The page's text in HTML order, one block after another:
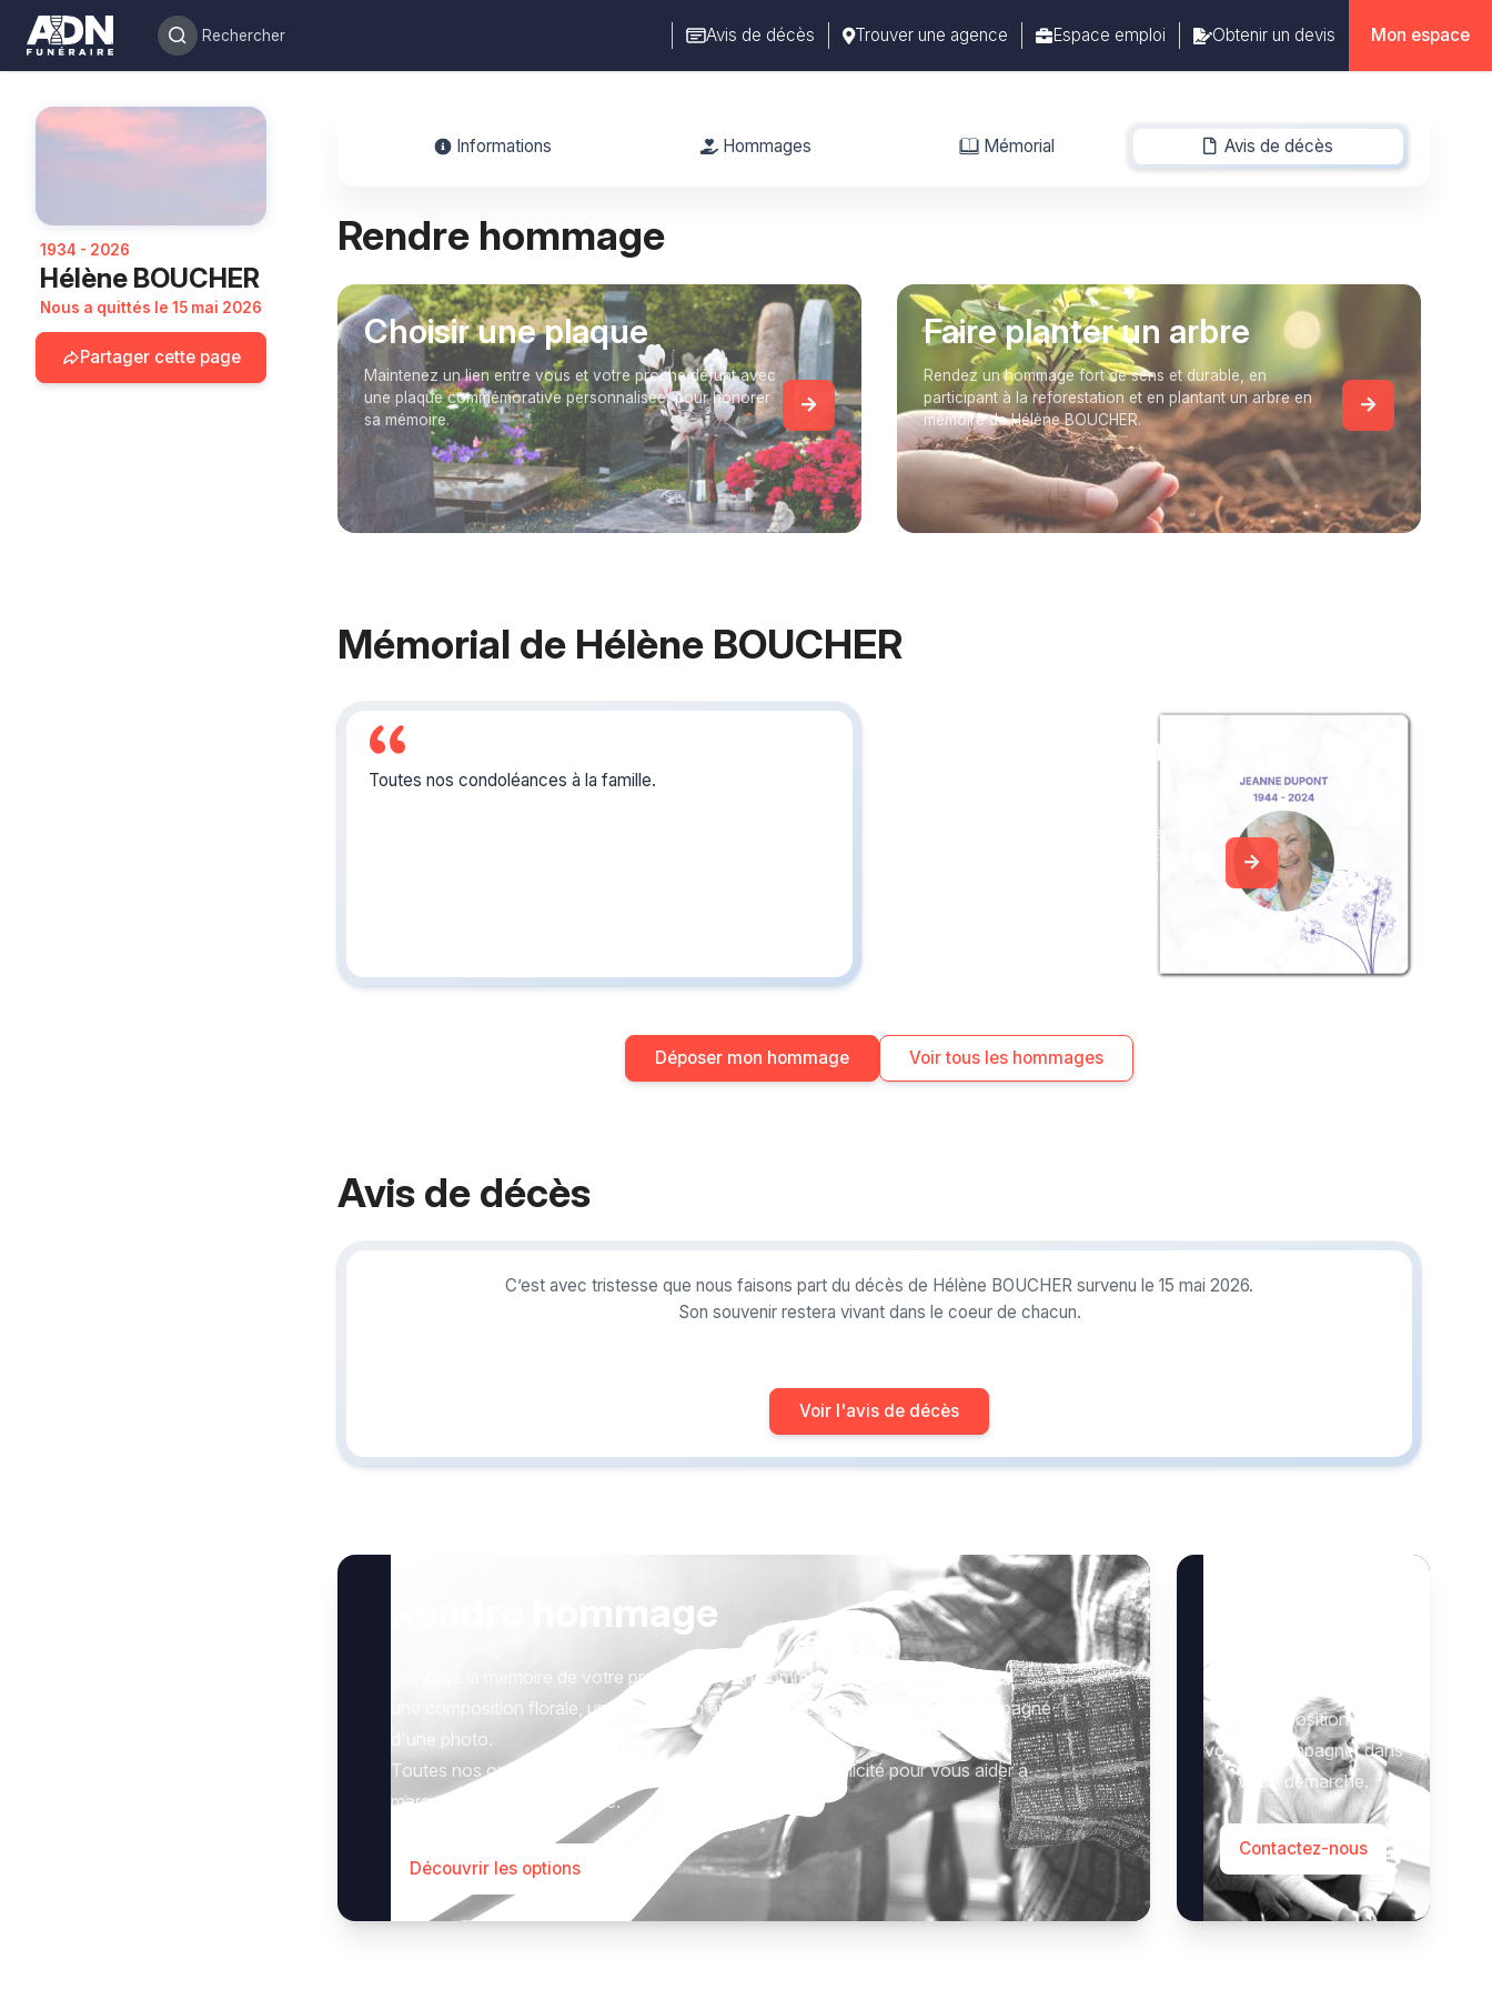
Avis de décès Trouver une agence Espace emploi Obtenir un devis Mon espace
1934 - 2026
Hélène BOUCHER
Nous a quittés le 15 mai 2026
Partager cette page
Informations Hommages Mémorial Avis de décès
-
Rendre hommage
Choisir une plaque
Maintenez un lien entre vous et votre proche défunt avec
une plaque commémorative personnalisée, pour honorer
sa mémoire.
Faire planter un arbre
Rendez un hommage fort de sens et durable, en
participant à la reforestation et en plantant un arbre en
mémoire de Hélène BOUCHER.
Mémorial de Hélène BOUCHER
Toutes nos condoléances à la famille.
Créez un album
Créez un album collaboratif en réunissant
les hommages à Hélène BOUCHER, pour
Déposer mon hommage Voir tous les hommages
Avis de décès
C’est avec tristesse que nous faisons part du décès de Hélène BOUCHER survenu le 15 mai 2026.
Son souvenir restera vivant dans le coeur de chacun.
Voir l'avis de décès
Rendre hommage
Honorez la mémoire de votre proche avec un hommage qui vous ressemble :
une composition florale, une plaque, un arbre, ou encore un message accompagné
d'une photo.
Toutes nos options sont présentées avec respect et simplicité pour vous aider à
marquer le geste qui compte.
Découvrir les options
votre disposition pour
vous accompagner dans
votre démarche.
Contactez-nous